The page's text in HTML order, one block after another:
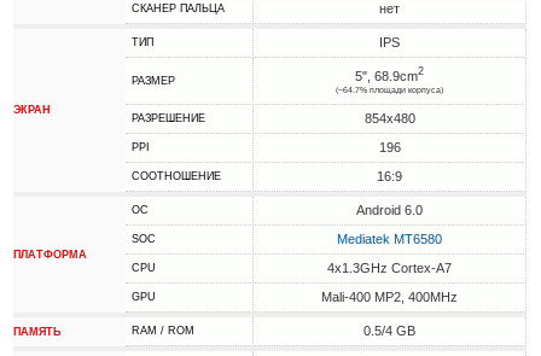
СКАНЕР ПАЛЬЦА нет
ЭКРАН
ТИП IPS
РАЗМЕР 5", 68.9cm2
(~64.7% площади корпуса)
РАЗРЕШЕНИЕ 854x480
PPI 196
СООТНОШЕНИЕ 16:9
ПЛАТФОРМА
ОС Android 6.0
SOC Mediatek MT6580
CPU 4x1.3GHz Cortex-A7
GPU Mali-400 MP2, 400MHz
ПАМЯТЬ RAM / ROM 0.5/4 GB